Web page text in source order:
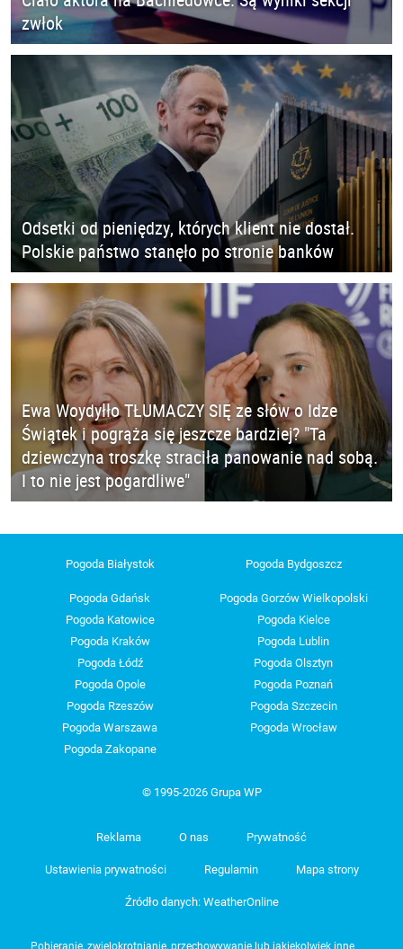
zwłok
Odsetki od pieniędzy, których klient nie dostał.
Polskie państwo stanęło po stronie banków
Ewa Woydyłło TŁUMACZY SIĘ ze słów o Idze
Świątek i pogrąża się jeszcze bardziej? "Ta
dziewczyna troszkę straciła panowanie nad sobą.
I to nie jest pogardliwe"
Pogoda Białystok Pogoda Bydgoszcz
Pogoda Gdańsk
Pogoda Gorzów Wielkopolski
Pogoda Katowice
Pogoda Kielce
Pogoda Kraków
Pogoda Lublin
Pogoda Łódź
Pogoda Olsztyn
Pogoda Opole
Pogoda Poznań
Pogoda Rzeszów
Pogoda Szczecin
Pogoda Warszawa
Pogoda Wrocław
Pogoda Zakopane
© 1995-2026 Grupa WP
Reklama O nas Prywatność
Ustawienia prywatności Regulamin Mapa strony
Źródło danych: WeatherOnline
Pobieranie, zwielokrotnianie, przechowywanie lub jakiekolwiek inne